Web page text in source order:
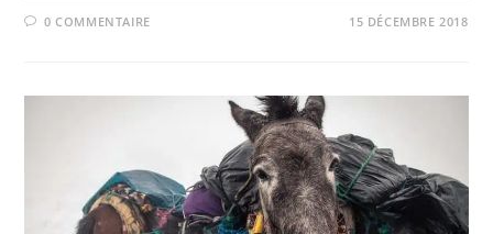
0 COMMENTAIRE 15 DÉCEMBRE 2018